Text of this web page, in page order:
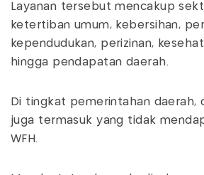
Layanan tersebut mencakup
ketertiban umum, kebersihan,
kependudukan, perizinan,
hingga pendapatan daerah.
Di tingkat pemerintahan daerah,
juga termasuk yang tidak
WFH.